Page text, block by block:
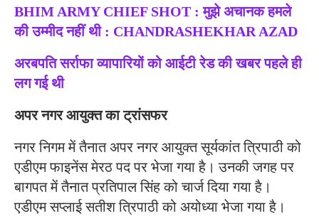
BHIM ARMY CHIEF SHOT : मुझे अचानक हमले
की उम्मीद नहीं थी : CHANDRASHEKHAR AZAD
अरबपति सर्राफा व्यापारियों को आईटी रेड की खबर पहले ही
लग गई थी
अपर नगर आयुक्त का ट्रांसफर
नगर निगम में तैनात अपर नगर आयुक्त सूर्यकांत त्रिपाठी को
एडीएम फाइनेंस मेरठ पद पर भेजा गया है। उनकी जगह पर
बागपत में तैनात प्रतिपाल सिंह को चार्ज दिया गया है।
एडीएम सप्लाई सतीश त्रिपाठी को अयोध्या भेजा गया है।